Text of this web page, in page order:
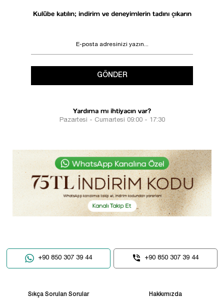
Kulübe katılın; indirim ve deneyimlerin tadını çıkarın
GÖNDER
Yardıma mı ihtiyacın var?
Pazartesi - Cumartesi 09:00 - 17:30
+90 850 307 39 44 +90 850 307 39 44
Sıkça Sorulan Sorular Hakkımızda